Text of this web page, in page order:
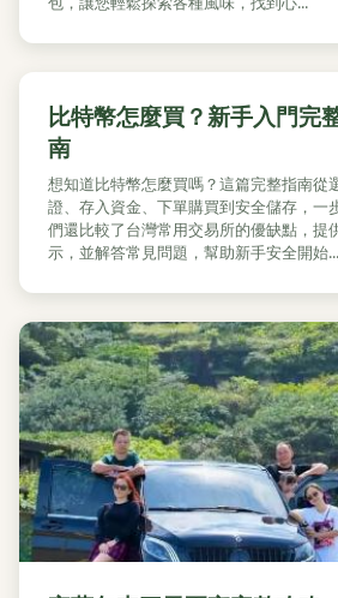
比特幣怎麼買？新手入門完
南
想知道比特幣怎麼買嗎？這篇完整指南從
證、存入資金、下單購買到安全儲存，一
們還比較了台灣常用交易所的優缺點，提
示，並解答常見問題，幫助新手安全開始...